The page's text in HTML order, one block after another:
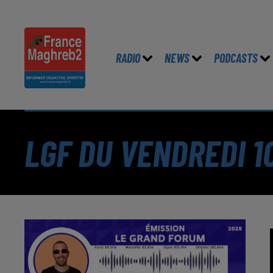
RADIO NEWS PODCASTS
LGF DU VENDREDI